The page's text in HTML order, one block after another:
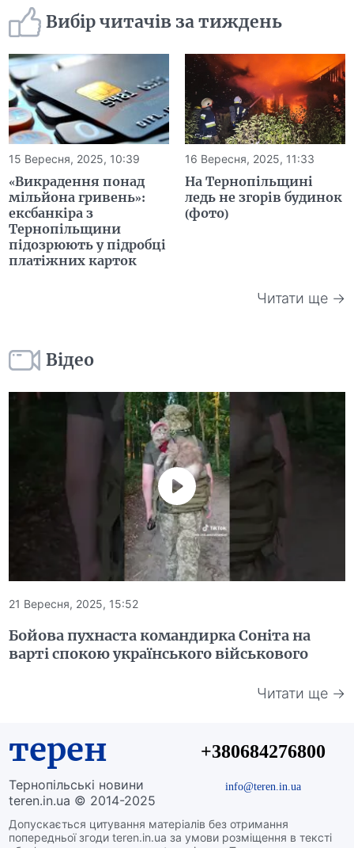
Вибір читачів за тиждень
15 Вересня, 2025, 10:39
«Викрадення понад
мільйона гривень»:
ексбанкіра з
Тернопільщини
підозрюють у підробці
платіжних карток
16 Вересня, 2025, 11:33
На Тернопільщині
ледь не згорів будинок
(фото)
Читати ще →
Відео
21 Вересня, 2025, 15:52
Бойова пухнаста командирка Соніта на
варті спокою українського військового
Читати ще →
терен
Тернопільські новини
teren.in.ua © 2014-2025
Допускається цитування матеріалів без отримання
попередньої згоди teren.in.ua за умови розміщення в тексті
+380684276800
info@teren.in.ua